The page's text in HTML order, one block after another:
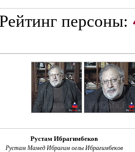
Рейтинг персоны:
Рустам Ибрагимбеков
Рустам Мамед Ибрагим оглы Ибрагимбеков